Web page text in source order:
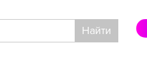
Найти